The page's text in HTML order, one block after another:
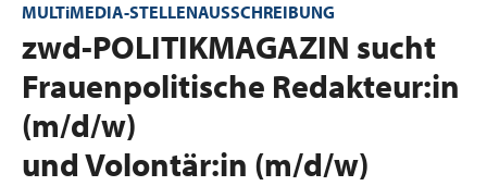
MULTiMEDIA-STELLENAUSSCHREIBUNG
zwd-POLITIKMAGAZIN sucht
Frauenpolitische Redakteur:in
(m/d/w)
und Volontär:in (m/d/w)